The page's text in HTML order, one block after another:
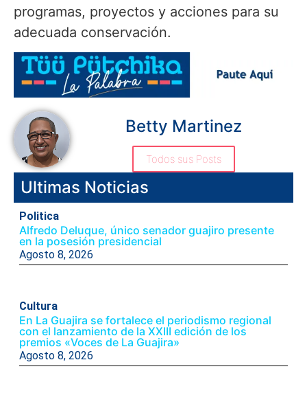
programas, proyectos y acciones para su
adecuada conservación.
Betty Martinez
Todos sus Posts
Ultimas Noticias
Politica
Alfredo Deluque, único senador guajiro presente
en la posesión presidencial
Agosto 8, 2026
Cultura
En La Guajira se fortalece el periodismo regional
con el lanzamiento de la XXIII edición de los
premios «Voces de La Guajira»
Agosto 8, 2026